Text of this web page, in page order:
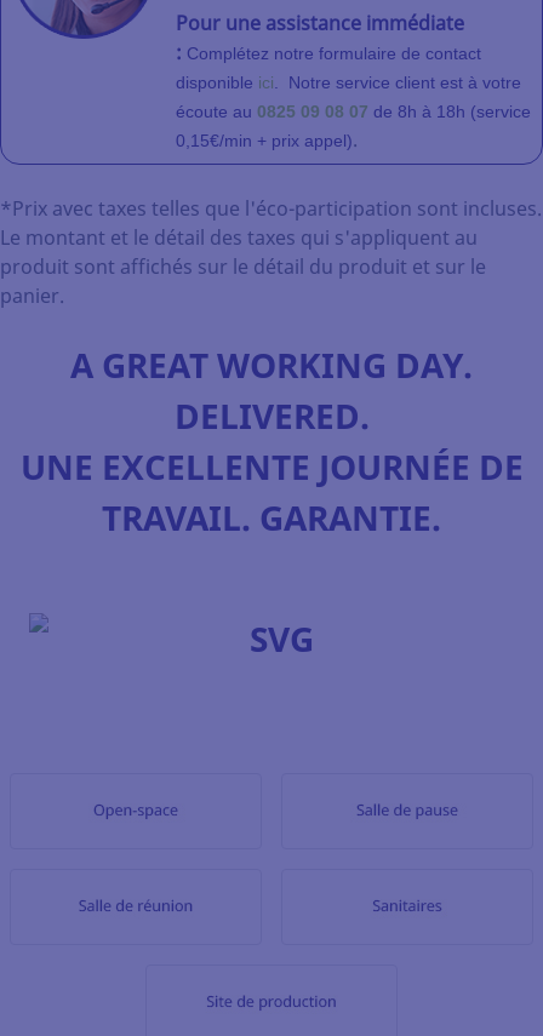
Pour une assistance immédiate
: Complétez notre formulaire de contact
disponible ici Notre service client est à votre
écoute au 0825 09 08 07 de 8h à 18h (service
0,15€/min + prix appel).
*Prix avec taxes telles que l'éco-participation sont incluses.
Le montant et le détail des taxes qui s'appliquent au
produit sont affichés sur le détail du produit et sur le
panier.
A GREAT WORKING DAY.
DELIVERED.
UNE EXCELLENTE JOURNÉE DE
TRAVAIL. GARANTIE.